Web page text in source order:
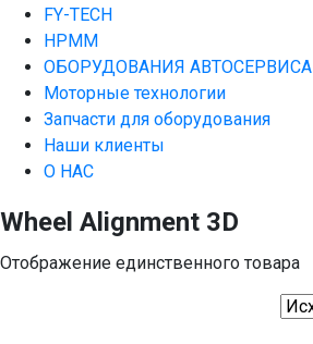
FY-TECH
HPMM
ОБОРУДОВАНИЯ АВТОСЕРВИСА
Моторные технологии
Запчасти для оборудования
Наши клиенты
О НАС
Wheel Alignment 3D
Отображение единственного товара